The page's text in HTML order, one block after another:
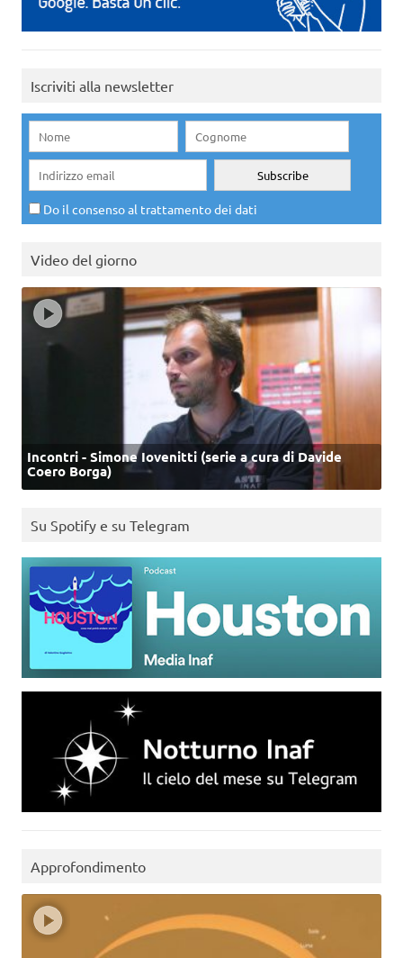
Iscriviti alla newsletter
Do il consenso al trattamento dei dati
Video del giorno
Incontri - Simone Iovenitti (serie a cura di Davide
Coero Borga)
Su Spotify e su Telegram
Approfondimento